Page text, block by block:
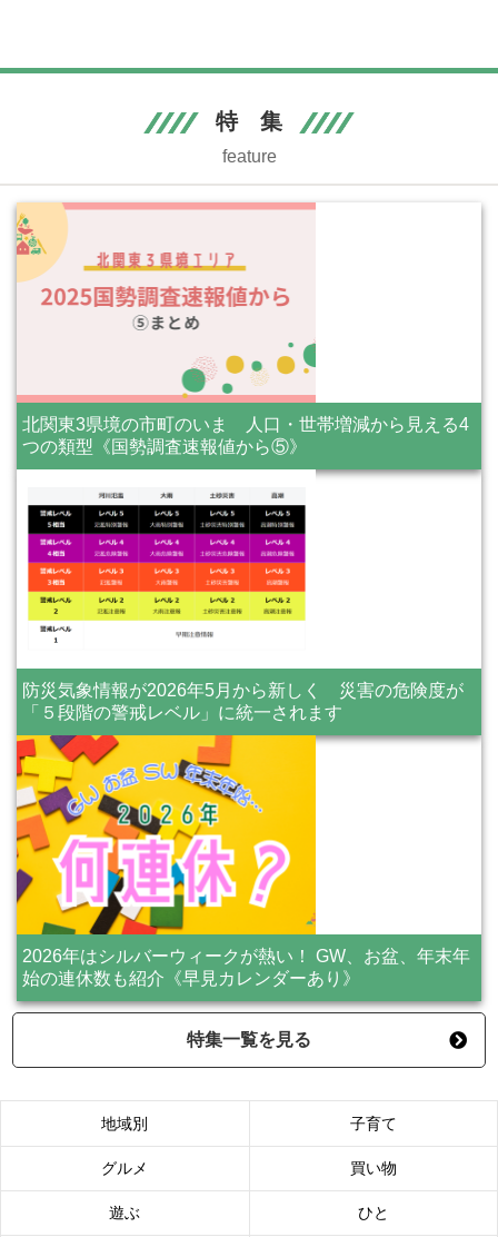
特 集
feature
北関東3県境の市町のいま 人口・世帯増減から見える4
つの類型《国勢調査速報値から⑤》
防災気象情報が2026年5月から新しく 災害の危険度が
「５段階の警戒レベル」に統一されます
2026年はシルバーウィークが熱い！ GW、お盆、年末年
始の連休数も紹介《早見カレンダーあり》
特集一覧を見る
地域別 子育て
グルメ 買い物
遊ぶ ひと